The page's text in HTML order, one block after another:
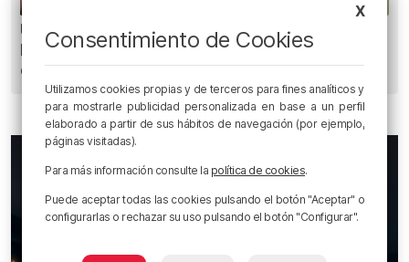
Un total de 124 centros de Infantil y Primaria de
Euskadi realizarán mejoras con una inversión
de 19,3 millones
X
Consentimiento de Cookies
Utilizamos cookies propias y de terceros para fines analíticos y
para mostrarle publicidad personalizada en base a un perfil
elaborado a partir de sus hábitos de navegación (por ejemplo,
páginas visitadas).
Para más información consulte la política de cookies.
Puede aceptar todas las cookies pulsando el botón "Aceptar" o
configurarlas o rechazar su uso pulsando el botón "Configurar".